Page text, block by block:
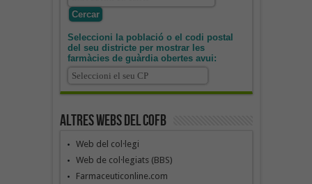
Seleccioni la població o el codi postal
del seu districte per mostrar les
farmàcies de guàrdia obertes avui:
Altres webs del COFB
Web del col·legi
Web de col·legiats (BBS)
Farmaceuticonline.com